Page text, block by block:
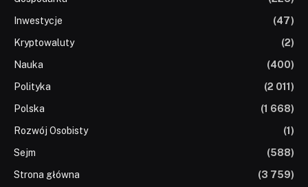
Inwestycje
(47)
Kryptowaluty
(2)
Nauka
(400)
Polityka
(2 011)
Polska
(1 668)
Rozwój Osobisty
(1)
Sejm
(588)
Strona główna
(3 759)